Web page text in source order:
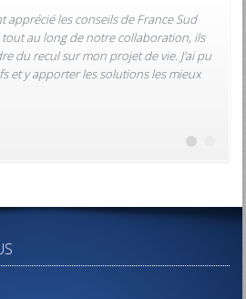
apprécié les conseils de France Sud
tout au long de notre collaboration, ils
du recul sur mon projet de vie. J'ai pu
et y apporter les solutions les mieux